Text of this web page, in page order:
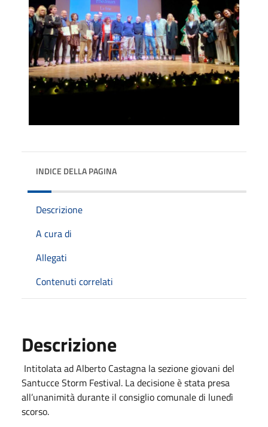
INDICE DELLA PAGINA
Descrizione
A cura di
Allegati
Contenuti correlati
Descrizione
Intitolata ad Alberto Castagna la sezione giovani del
Santucce Storm Festival. La decisione è stata presa
all’unanimità durante il consiglio comunale di lunedì
scorso.